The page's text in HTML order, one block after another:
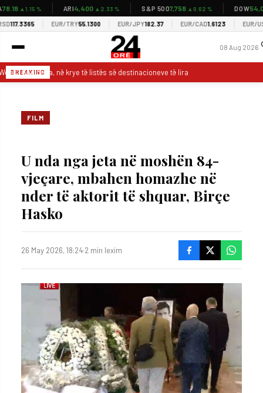
▲1.15 % 4,400▲2.33 % S&P 5007,758▲0.62 % DOW54,037
EUR/TRY55.1300 EUR/JPY182.37 EUR/CAD1.6123 EUR/USD
08 Aug 2026
BREAKING
Shqipëria, në krye të listës së destinacioneve të lira turistike
FILM
U nda nga jeta në moshën 84-
vjeçare, mbahen homazhe në
nder të aktorit të shquar, Birçe
Hasko
26 May 2026, 18:24·2 min lexim